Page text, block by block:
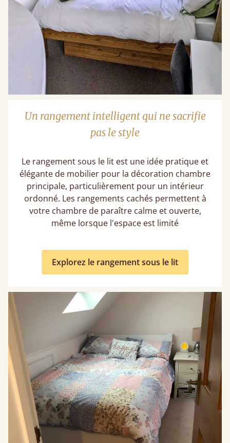
Un rangement intelligent qui ne sacrifie
pas le style
Le rangement sous le lit est une idée pratique et
élégante de mobilier pour la décoration chambre
principale​, particulièrement pour un intérieur
ordonné. Les rangements cachés permettent à
votre chambre de paraître calme et ouverte,
même lorsque l'espace est limité
Explorez le rangement sous le lit